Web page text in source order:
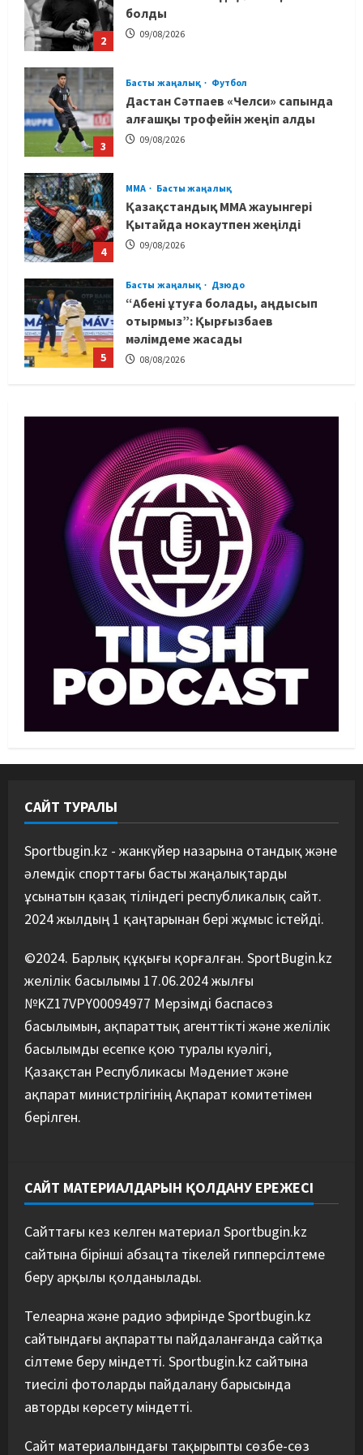
2
болды
09/08/2026
3
Басты жаңалық Футбол
Дастан Сәтпаев «Челси» сапында
алғашқы трофейін жеңіп алды
09/08/2026
4
MMA Басты жаңалық
Қазақстандық MMA жауынгері
Қытайда нокаутпен жеңілді
09/08/2026
5
Басты жаңалық Дзюдо
“Абені ұтуға болады, аңдысып
отырмыз”: Қырғызбаев
мәлімдеме жасады
08/08/2026
1
Елдос пен Такеока: Алматы
татамиінде әлем чемпиондары
09/08/2026
2
Басты жаңалық Футбол
Лионель Мессидің әкесі қайтыс
болды
09/08/2026
Басты жаңалық Футбол
Дастан Сәтпаев «Челси» сапында
алғашқы трофейін жеңіп алды
09/08/2026
Қазақстандық MMA жауынгері
5
отырмыз”: Қырғызбаев
мәлімдеме жасады
САЙТ ТУРАЛЫ
Sportbugin.kz - жанкүйер назарына отандық және
әлемдік спорттағы басты жаңалықтарды
ұсынатын қазақ тіліндегі республикалық сайт.
2024 жылдың 1 қаңтарынан бері жұмыс істейді.
©2024. Барлық құқығы қорғалған. SportBugin.kz
желілік басылымы 17.06.2024 жылғы
№KZ17VPY00094977 Мерзімді баспасөз
басылымын, ақпараттық агенттікті және желілік
басылымды есепке қою туралы куәлігі,
Қазақстан Республикасы Мәдениет және
ақпарат министрлігінің Ақпарат комитетімен
берілген.
САЙТ МАТЕРИАЛДАРЫН ҚОЛДАНУ ЕРЕЖЕСІ
Сайттағы кез келген материал Sportbugin.kz
сайтына бірінші абзацта тікелей гипперсілтеме
беру арқылы қолданылады.
Телеарна және радио эфирінде Sportbugin.kz
сайтындағы ақпаратты пайдаланғанда сайтқа
сілтеме беру міндетті. Sportbugin.kz сайтына
тиесілі фотоларды пайдалану барысында
авторды көрсету міндетті.
Сайт материалындағы тақырыпты сөзбе-сөз